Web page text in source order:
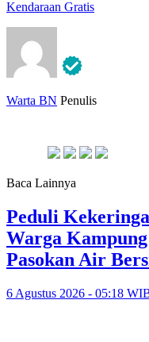
Kendaraan Gratis
Warta BN Penulis
Baca Lainnya
Peduli
Warga
Pasokan Air
6 Agustus 2026 - 05:18